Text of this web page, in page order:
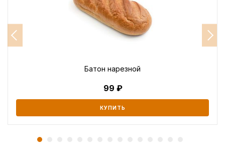
Батон нарезной
99
КУПИТЬ